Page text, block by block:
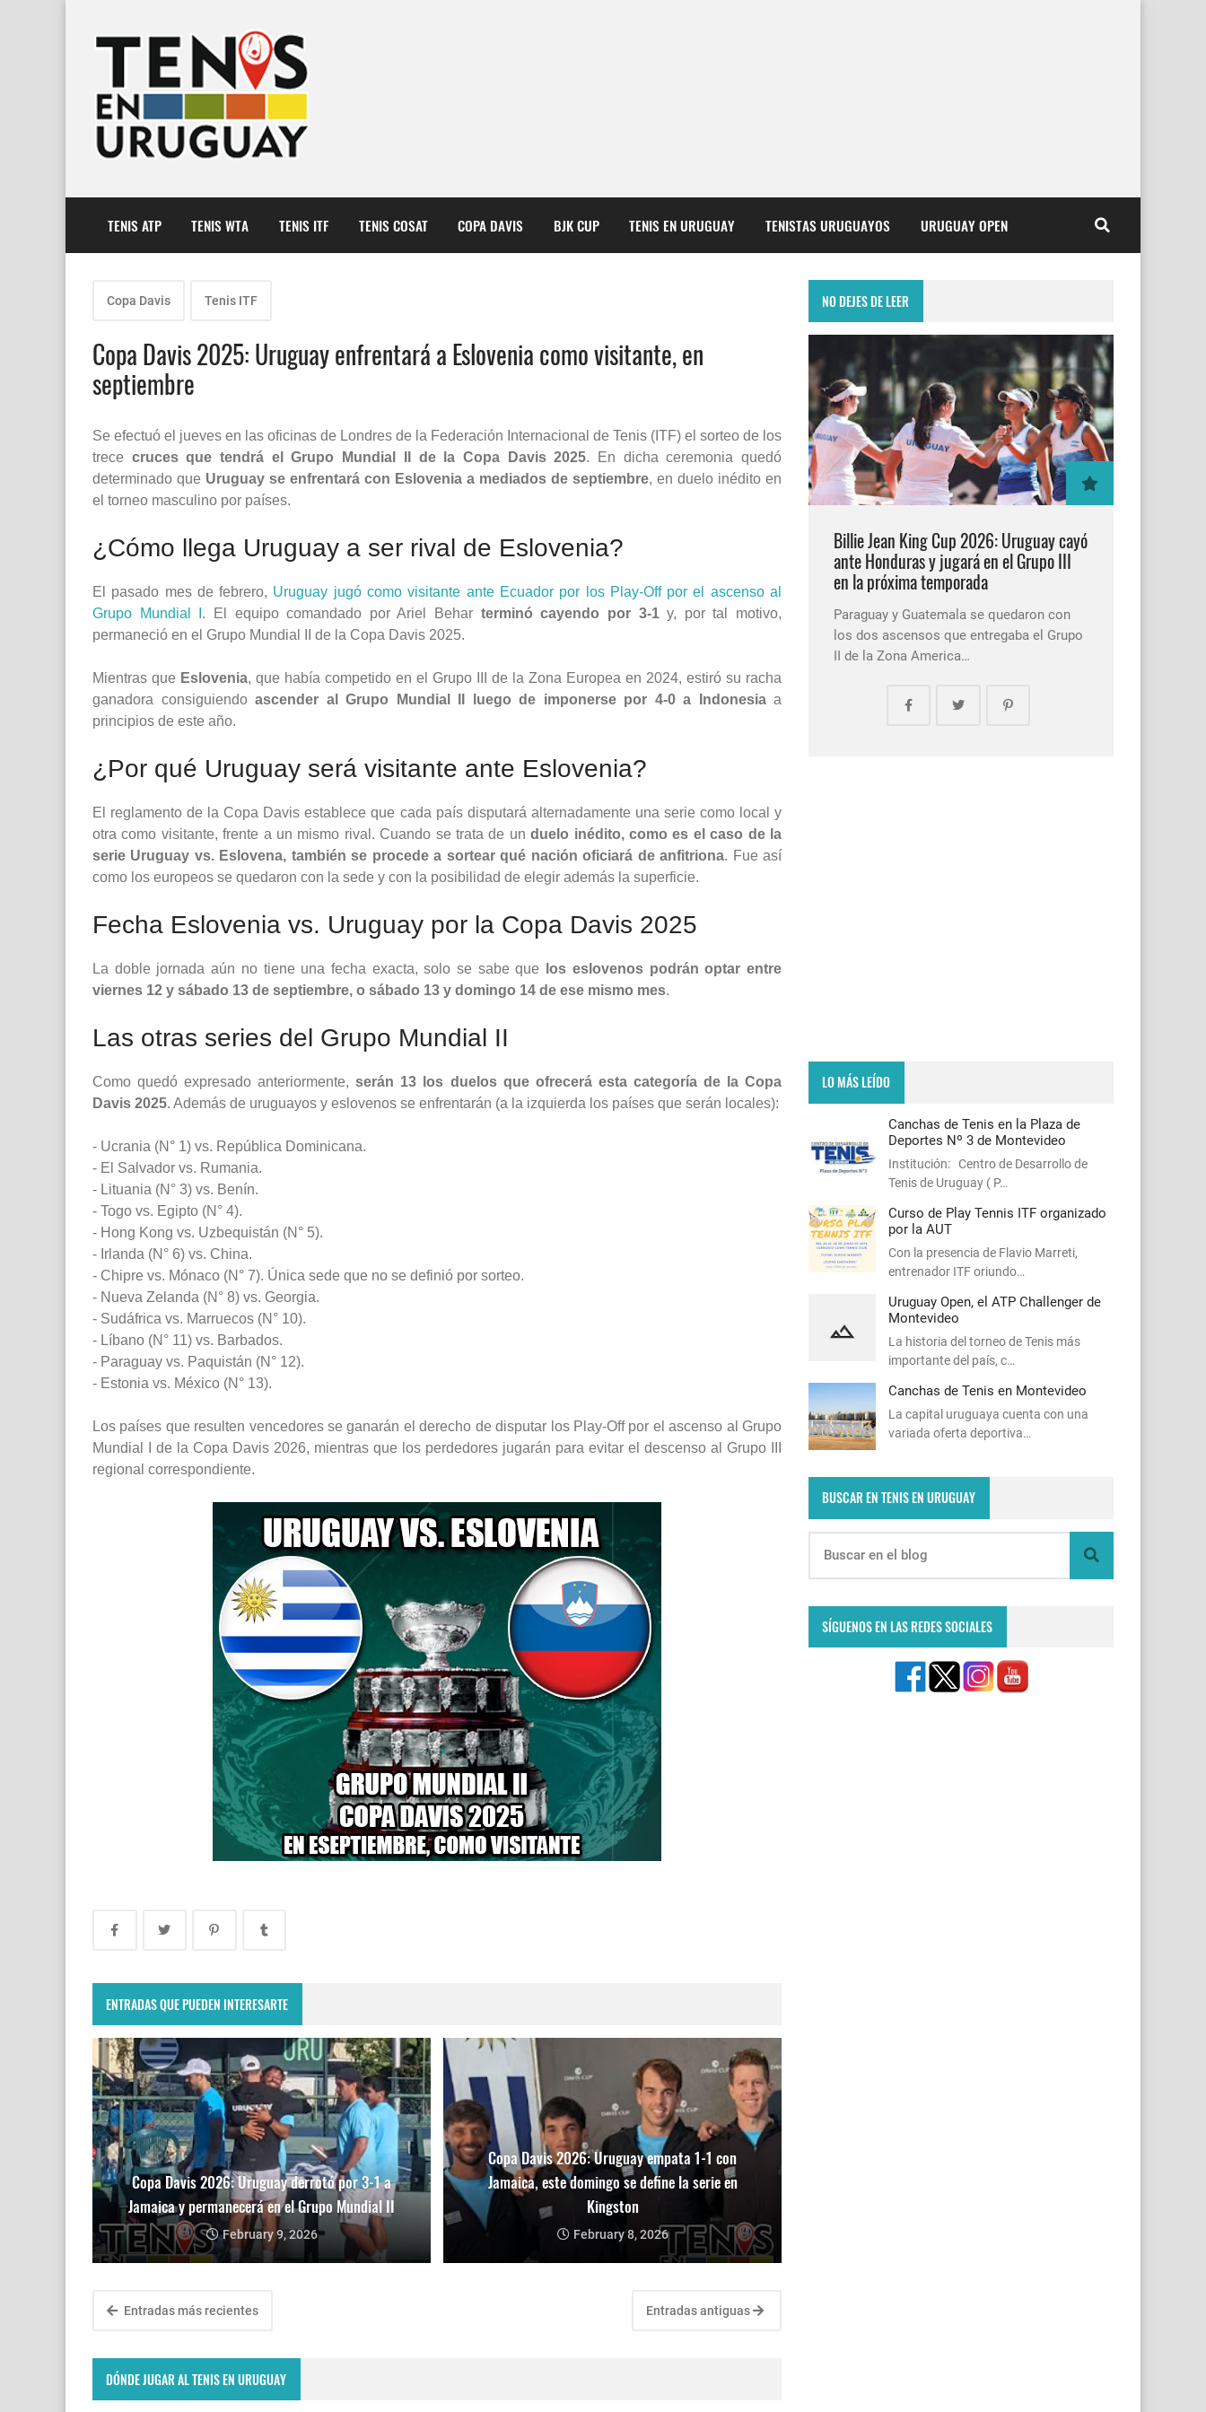
TENIS ATP TENIS WTA TENIS ITF TENIS COSAT COPA DAVIS BJK CUP TENIS EN URUGUAY TENISTAS URUGUAYOS URUGUAY OPEN
Copa Davis Tenis ITF
Copa Davis 2025: Uruguay enfrentará a Eslovenia como visitante, en
septiembre
Se efectuó el jueves en las oficinas de Londres de la Federación Internacional de Tenis (ITF) el sorteo de los
trece cruces que tendrá el Grupo Mundial II de la Copa Davis 2025. En dicha ceremonia quedó
determinado que Uruguay se enfrentará con Eslovenia a mediados de septiembre, en duelo inédito en
el torneo masculino por países.
¿Cómo llega Uruguay a ser rival de Eslovenia?
El pasado mes de febrero, Uruguay jugó como visitante ante Ecuador por los Play-Off por el ascenso al
Grupo Mundial I . El equipo comandado por Ariel Behar terminó cayendo por 3-1y, por tal motivo,
permaneció en el Grupo Mundial II de la Copa Davis 2025.
Mientras que Eslovenia, que había competido en el Grupo III de la Zona Europea en 2024, estiró su racha
ganadora consiguiendo ascender al Grupo Mundial II luego de imponerse por 4-0 a Indonesiaa
principios de este año.
¿Por qué Uruguay será visitante ante Eslovenia?
El reglamento de la Copa Davis establece que cada país disputará alternadamente una serie como local y
otra como visitante, frente a un mismo rival. Cuando se trata de unduelo inédito, como es el caso de la
serie Uruguay vs. Eslovena, también se procede a sortear qué nación oficiará de anfitriona. Fue así
como los europeos se quedaron con la sede y con la posibilidad de elegir además la superficie.
Fecha Eslovenia vs. Uruguay por la Copa Davis 2025
La doble jornada aún no tiene una fecha exacta, solo se sabe que
los eslovenos podrán optar entre
viernes 12 y sábado 13 de septiembre, o sábado 13 y domingo 14 de ese mismo mes.
Las otras series del Grupo Mundial II
Como quedó expresado anteriormente,serán 13 los duelos que ofrecerá esta categoría de la Copa
Davis 2025. Además de uruguayos y eslovenos se enfrentarán (a la izquierda los países que serán locales):
- Ucrania (N° 1) vs. República Dominicana.
- El Salvador vs. Rumania.
- Lituania (N° 3) vs. Benín.
- Togo vs. Egipto (N° 4).
- Hong Kong vs. Uzbequistán (N° 5).
- Irlanda (N° 6) vs. China.
- Chipre vs. Mónaco (N° 7). Única sede que no se definió por sorteo.
- Nueva Zelanda (N° 8) vs. Georgia.
- Sudáfrica vs. Marruecos (N° 10).
- Líbano (N° 11) vs. Barbados.
- Paraguay vs. Paquistán (N° 12).
- Estonia vs. México (N° 13).
Los países que resulten vencedores se ganarán el derecho de disputar los Play-Off por el ascenso al Grupo
Mundial I de la Copa Davis 2026, mientras que los perdedores jugarán para evitar el descenso al Grupo III
regional correspondiente.
ENTRADAS QUE PUEDEN INTERESARTE
Copa Davis 2026: Uruguay derrotó por 3-1 a
Jamaica y permanecerá en el Grupo Mundial II
February 9, 2026
Copa Davis 2026: Uruguay empata 1-1 con
Jamaica, este domingo se define la serie en
Kingston
February 8, 2026
Entradas más recientes Entradas antiguas
DÓNDE JUGAR AL TENIS EN URUGUAY
NO DEJES DE LEER
Billie Jean King Cup 2026: Uruguay cayó
ante Honduras y jugará en el Grupo III
en la próxima temporada
Paraguay y Guatemala se quedaron con
los dos ascensos que entregaba el Grupo
II de la Zona America…
LO MÁS LEÍDO
Canchas de Tenis en la Plaza de
Deportes Nº 3 de Montevideo
Institución: Centro de Desarrollo de
Tenis de Uruguay ( P…
Curso de Play Tennis ITF organizado
por la AUT
Con la presencia de Flavio Marreti,
entrenador ITF oriundo…
Uruguay Open, el ATP Challenger de
Montevideo
La historia del torneo de Tenis más
importante del país, c…
Canchas de Tenis en Montevideo
La capital uruguaya cuenta con una
variada oferta deportiva…
BUSCAR EN TENIS EN URUGUAY
SÍGUENOS EN LAS REDES SOCIALES